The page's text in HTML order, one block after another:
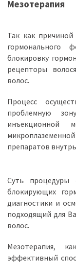
Мезотерапия
Так как причиной
гормонального
блокировку
рецепторы
волос.
Процесс
проблемную
инъекционной
препаратов
Суть процедуры
блокирующих
диагностики и
подходящий для
волос.
Мезотерапия,
эффективный